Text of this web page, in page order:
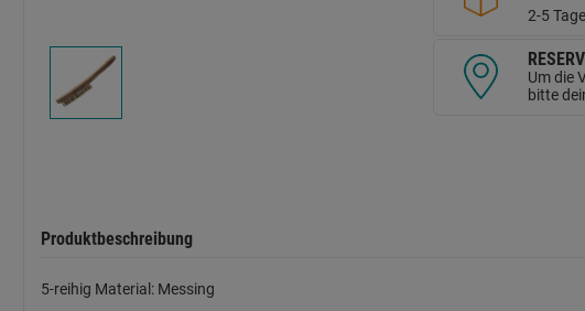
2-5
Um die
bitte
Produktbeschreibung
5-reihig Material: Messing